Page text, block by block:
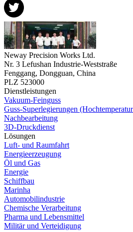
Neway Precision Works Ltd.
Nr. 3 Lefushan Industrie-Weststraße
Fenggang, Dongguan, China
PLZ 523000
Dienstleistungen
Vakuum-Feinguss
Guss-Superlegierungen
Nachbearbeitung
3D-Druckdienst
Lösungen
Luft- und Raumfahrt
Energieerzeugung
Öl und Gas
Energie
Schiffbau
Marinha
Automobilindustrie
Chemische Verarbeitung
Pharma und Lebensmittel
Militär und Verteidigung